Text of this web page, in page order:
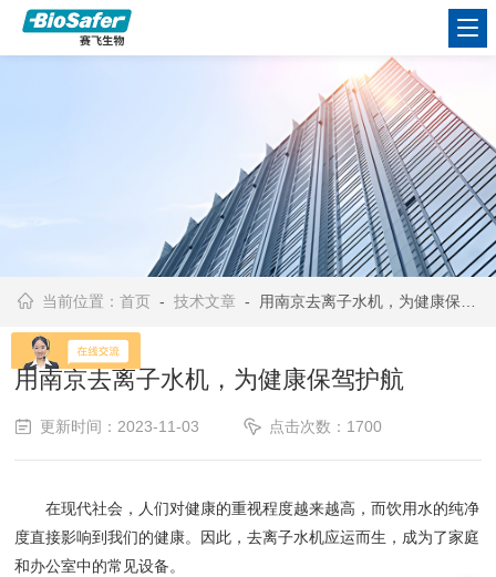
当前位置：首页 -技术文章 - 用南京去离子水机，为健康保驾护航
用南京去离子水机，为健康保驾护航
更新时间：2023-11-03 点击次数：1700
在现代社会，人们对健康的重视程度越来越高，而饮用水的纯净
度直接影响到我们的健康。因此，去离子水机应运而生，成为了家庭
和办公室中的常见设备。